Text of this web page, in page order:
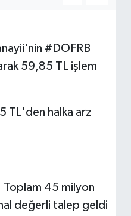
#DOFRB
59,85 TL işlem
TL'den halka arz
Toplam 45 milyon
değerli talep geldi